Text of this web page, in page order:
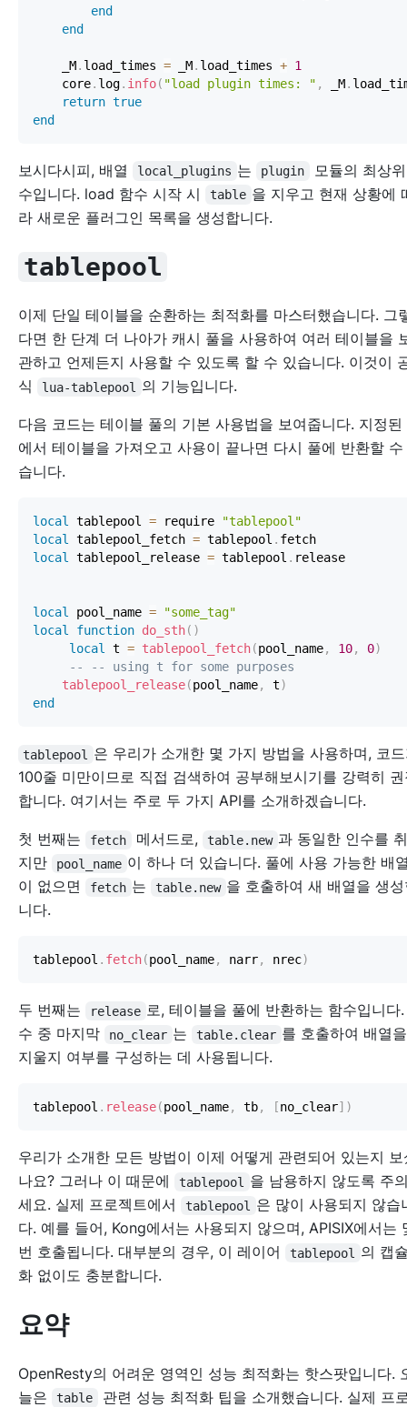
end
end
    _M
. load_times = _M. load_times + 1
    core
. log. info( "load plugin times: " , _M.
return true
end
보시다시피, 배열 local_plugins 는 plugin
모듈의 최상
수입니다. load 함수 시작 시
table 을 지우고 현재 상황에
라 새로운 플러그인 목록을 생성합니다.
tablepool
이제 단일 테이블을 순환하는 최적화를 마스터했습니다. 그
다면 한 단계 더 나아가 캐시 풀을 사용하여 여러 테이블을
관하고 언제든지 사용할 수 있도록 할 수 있습니다. 이것이
식
lua-tablepool 의 기능입니다.
다음 코드는 테이블 풀의 기본 사용법을 보여줍니다. 지정된
에서 테이블을 가져오고 사용이 끝나면 다시 풀에 반환할 수
습니다.
local tablepool = require
"tablepool"
local tablepool_fetch = tablepool .
local tablepool_release = tablepool .
local pool_name =
"some_tag"
local
function do_sth( )
local t = tablepool_fetch(pool_name, 10, 0)
-- -- using t for some purposes
tablepool_release(pool_name, t)
end
tablepool
은 우리가 소개한 몇 가지 방법을 사용하며, 코
100줄 미만이므로 직접 검색하여 공부해보시기를 강력히
합니다. 여기서는 주로 두 가지 API를 소개하겠습니다.
첫 번째는 fetch 메서드로, table.new 과 동일한 인수를
지만
pool_name 이 하나 더 있습니다. 풀에 사용 가능한 배
이 없으면
fetch 는 table.new 을 호출하여 새 배열을 생
니다.
tablepool . fetch(pool_name, narr, nrec)
두 번째는 release 로, 테이블을 풀에 반환하는 함수입니다
수 중 마지막
no_clear 는 table.clear 를 호출하여 배열
지울지 여부를 구성하는 데 사용됩니다.
tablepool . release(pool_name, tb, [no_clear] )
우리가 소개한 모든 방법이 이제 어떻게 관련되어 있는지 보
나요? 그러나 이 때문에
tablepool
을 남용하지 않도록 주
세요. 실제 프로젝트에서
tablepool
은 많이 사용되지 않습
다. 예를 들어, Kong에서는 사용되지 않으며, APISIX에서는
번 호출됩니다. 대부분의 경우, 이 레이어
tablepool
의 캡
화 없이도 충분합니다.
요약
OpenResty의 어려운 영역인 성능 최적화는 핫스팟입니다.
늘은
table
관련 성능 최적화 팁을 소개했습니다. 실제 프